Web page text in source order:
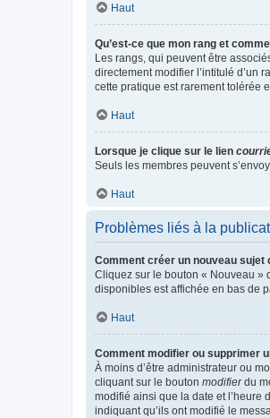
Haut
Qu’est-ce que mon rang et
Les rangs, qui peuvent être
directement modifier l’intitulé d’un
cette pratique est rarement tolérée
Haut
Lorsque je clique sur le lien
Seuls les membres peuvent
Haut
Problèmes liés à la
Comment créer un nouveau sujet
Cliquez sur le bouton « Nouveau »
disponibles est affichée en bas de
Haut
Comment modifier ou supprimer
À moins d’être administrateur ou
cliquant sur le bouton modifierdu
modifié ainsi que la date et l’heure
indiquant qu’ils ont modifié le